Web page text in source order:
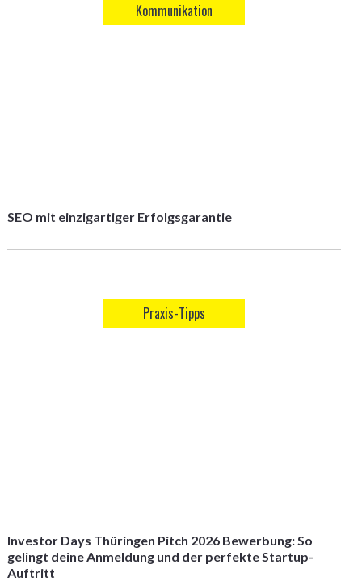
Kommunikation
SEO mit einzigartiger Erfolgsgarantie
Praxis-Tipps
Investor Days Thüringen Pitch 2026 Bewerbung: So
gelingt deine Anmeldung und der perfekte Startup-
Auftritt